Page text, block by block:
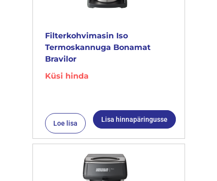
Filterkohvimasin Iso
Termoskannuga Bonamat
Bravilor
Küsi hinda
Loe lisa Lisa hinnapäringusse